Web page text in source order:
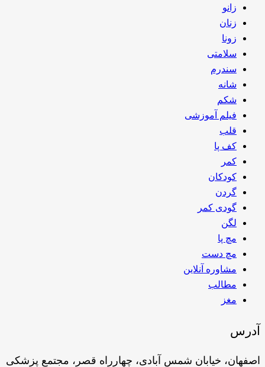
زانو
زنان
زونا
سلامتی
سندرم
شانه
شکم
فیلم آموزشی
قلب
کف پا
کمر
کودکان
گردن
گودی کمر
لگن
مچ پا
مچ دست
مشاوره آنلاین
مطالب
مغز
آدرس
اصفهان، خیابان شمس آبادی، چهارراه قصر، مجتمع پزشکی